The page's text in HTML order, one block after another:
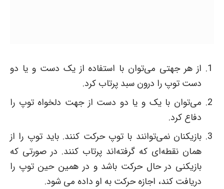
از هر جهتی می‌توان با استفاده از یک دست و یا دو
دست توپ را درون سبد پرتاب کرد.
می‌توان با یک و یا دو دست از جهت دلخواه توپ را
دفاع کرد.
بازیکنان نمی‌توانند با توپ حرکت کنند. باید توپ را از
همان نقطه‌ای که گرفته‌اند پرتاب کنند. در صورتی که
بازیکنی در حال حرکت باشد و در همین حین توپ را
دریافت کند، اجازه حرکت به او داده می شود.